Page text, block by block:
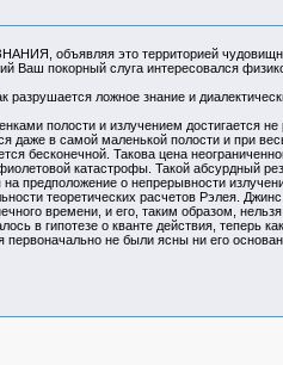
это территорией чудовищной
Ваш покорный слуга интересовался
ложное знание и
полости и излучением достигается
даже в самой маленькой полости и при
Такова цена
катастрофы. Такой абсурдный
предположение о непрерывности
теоретических расчетов Рэлея.
времени, и его, таким образом,
в гипотезе о кванте действия,
не были ясны ни его